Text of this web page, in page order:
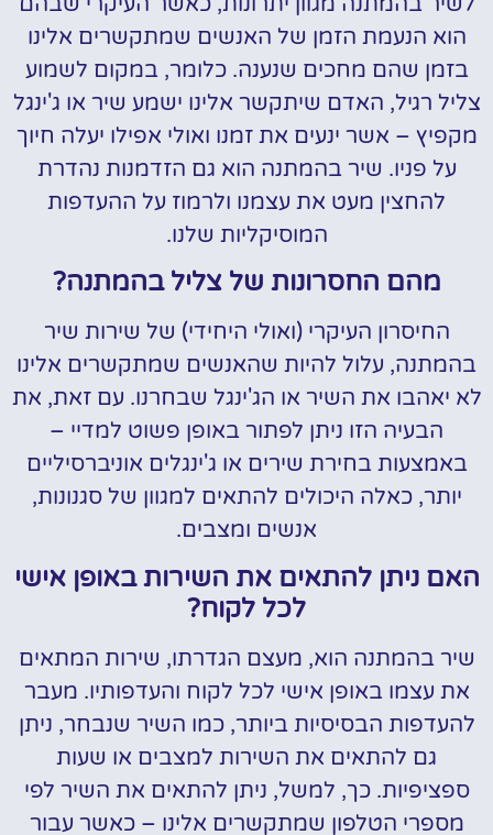
הוא הנעמת הזמן של האנשים שמתקשרים אלינו
בזמן שהם מחכים שנענה. כלומר, במקום לשמוע
צליל רגיל, האדם שיתקשר אלינו ישמע שיר או ג'ינגל
מקפיץ – אשר ינעים את זמנו ואולי אפילו יעלה חיוך
על פניו. שיר בהמתנה הוא גם הזדמנות נהדרת
להחצין מעט את עצמנו ולרמוז על ההעדפות
המוסיקליות שלנו.
מהם החסרונות של צליל בהמתנה?
החיסרון העיקרי (ואולי היחידי) של שירות שיר
בהמתנה, עלול להיות שהאנשים שמתקשרים אלינו
לא יאהבו את השיר או הג'ינגל שבחרנו. עם זאת, את
הבעיה הזו ניתן לפתור באופן פשוט למדיי –
באמצעות בחירת שירים או ג'ינגלים אוניברסיליים
יותר, כאלה היכולים להתאים למגוון של סגנונות,
אנשים ומצבים.
האם ניתן להתאים את השירות באופן אישי
לכל לקוח?
שיר בהמתנה הוא, מעצם הגדרתו, שירות המתאים
את עצמו באופן אישי לכל לקוח והעדפותיו. מעבר
להעדפות הבסיסיות ביותר, כמו השיר שנבחר, ניתן
גם להתאים את השירות למצבים או שעות
ספציפיות. כך, למשל, ניתן להתאים את השיר לפי
מספרי הטלפון שמתקשרים אלינו – כאשר עבור